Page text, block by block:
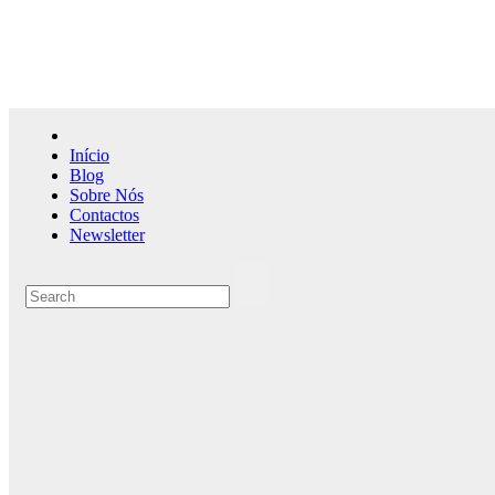
Início
Blog
Sobre Nós
Contactos
Newsletter